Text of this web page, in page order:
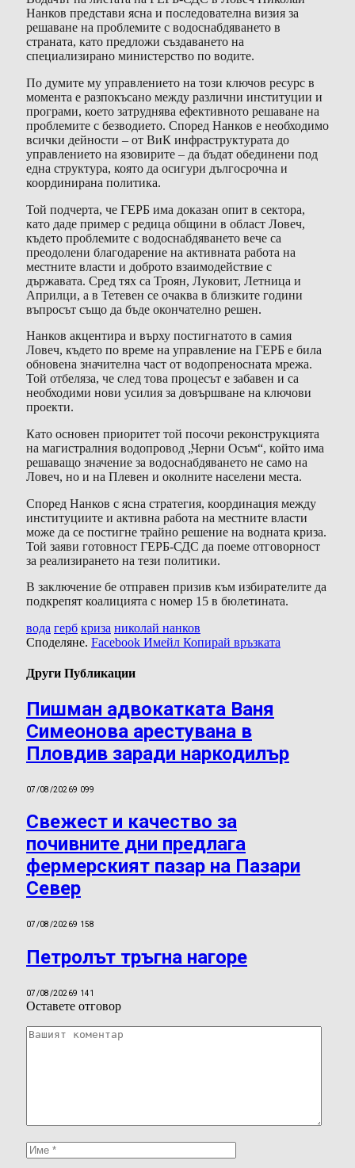
Нанков представи ясна и последователна визия за
решаване на проблемите с водоснабдяването в
страната, като предложи създаването на
специализирано министерство по водите.
По думите му управлението на този ключов ресурс в
момента е разпокъсано между различни институции и
програми, което затруднява ефективното решаване на
проблемите с безводието. Според Нанков е необходимо
всички дейности – от ВиК инфраструктурата до
управлението на язовирите – да бъдат обединени под
една структура, която да осигури дългосрочна и
координирана политика.
Той подчерта, че ГЕРБ има доказан опит в сектора,
като даде пример с редица общини в област Ловеч,
където проблемите с водоснабдяването вече са
преодолени благодарение на активната работа на
местните власти и доброто взаимодействие с
държавата. Сред тях са Троян, Луковит, Летница и
Априлци, а в Тетевен се очаква в близките години
въпросът също да бъде окончателно решен.
Нанков акцентира и върху постигнатото в самия
Ловеч, където по време на управление на ГЕРБ е била
обновена значителна част от водопреносната мрежа.
Той отбеляза, че след това процесът е забавен и са
необходими нови усилия за довършване на ключови
проекти.
Като основен приоритет той посочи реконструкцията
на магистралния водопровод „Черни Осъм“, който има
решаващо значение за водоснабдяването не само на
Ловеч, но и на Плевен и околните населени места.
Според Нанков с ясна стратегия, координация между
институциите и активна работа на местните власти
може да се постигне трайно решение на водната криза.
Той заяви готовност ГЕРБ-СДС да поеме отговорност
за реализирането на тези политики.
В заключение бе отправен призив към избирателите да
подкрепят коалицията с номер 15 в бюлетината.
вода герб криза николай нанков
Споделяне. Facebook Имейл Копирай връзката
Други Публикации
Пишман адвокатката Ваня
Симеонова арестувана в
Пловдив заради наркодилър
07/08/20269 099
Свежест и качество за
почивните дни предлага
фермерският пазар на Пазари
Север
07/08/20269 158
Петролът тръгна нагоре
07/08/20269 141
Оставете отговор